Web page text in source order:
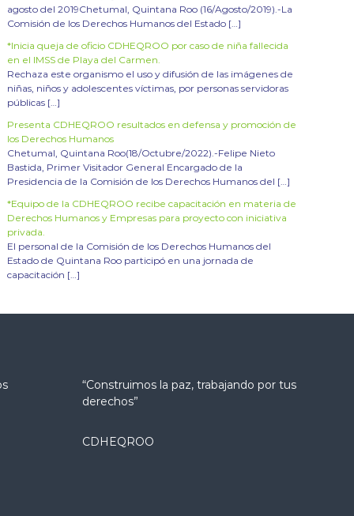
agosto del 2019Chetumal, Quintana Roo (16/Agosto/2019).-La
Comisión de los Derechos Humanos del Estado […]
*Inicia queja de oficio CDHEQROO por caso de niña fallecida
en el IMSS de Playa del Carmen.
Rechaza este organismo el uso y difusión de las imágenes de
niñas, niños y adolescentes víctimas, por personas servidoras
públicas […]
Presenta CDHEQROO resultados en defensa y promoción de
los Derechos Humanos
Chetumal, Quintana Roo(18/Octubre/2022).-Felipe Nieto
Bastida, Primer Visitador General Encargado de la
Presidencia de la Comisión de los Derechos Humanos del […]
*Equipo de la CDHEQROO recibe capacitación en materia de
Derechos Humanos y Empresas para proyecto con iniciativa
privada.
El personal de la Comisión de los Derechos Humanos del
Estado de Quintana Roo participó en una jornada de
capacitación […]
“Construimos la paz, trabajando por tus
derechos”
CDHEQROO